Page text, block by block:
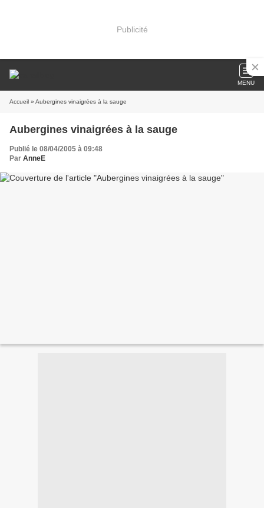
Publicité
MENU
Accueil » Aubergines vinaigrées à la sauge
Aubergines vinaigrées à la sauge
Publié le 08/04/2005 à 09:48
Par AnneE